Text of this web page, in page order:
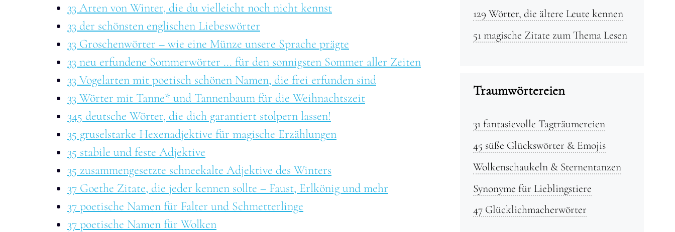
33 Arten von Winter, die du vielleicht noch nicht kennst
33 der schönsten englischen Liebeswörter
33 Groschenwörter – wie eine Münze unsere Sprache prägte
33 neu erfundene Sommerwörter ... für den sonnigsten Sommer aller Zeiten
33 Vogelarten mit poetisch schönen Namen, die frei erfunden sind
33 Wörter mit Tanne* und Tannenbaum für die Weihnachtszeit
345 deutsche Wörter, die dich garantiert stolpern lassen!
35 gruselstarke Hexenadjektive für magische Erzählungen
35 stabile und feste Adjektive
35 zusammengesetzte schneekalte Adjektive des Winters
37 Goethe Zitate, die jeder kennen sollte – Faust, Erlkönig und mehr
37 poetische Namen für Falter und Schmetterlinge
37 poetische Namen für Wolken
129 Wörter, die ältere Leute kennen
51 magische Zitate zum Thema Lesen
Traumwörtereien
31 fantasievolle Tagträumereien
45 süße Glückswörter & Emojis
Wolkenschaukeln & Sternentanzen
Synonyme für Lieblingstiere
47 Glücklichmacherwörter